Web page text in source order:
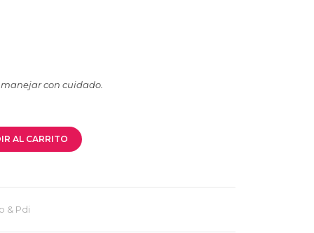
con cuidado.
AL CARRITO
& Pdi